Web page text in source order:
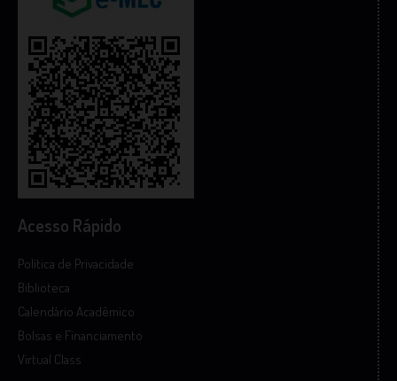
Acesso Rápido
Política de Privacidade
Biblioteca
Calendário Acadêmico
Bolsas e Financiamento
Virtual Class